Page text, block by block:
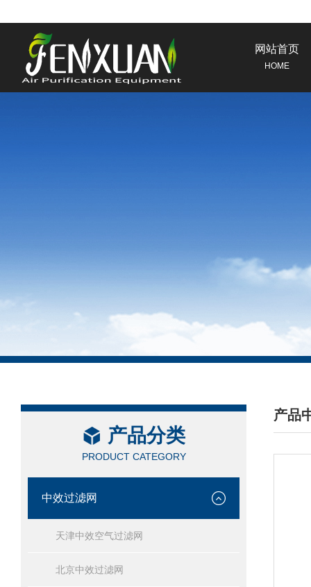
网站首页
HOME
产品分类
PRODUCT CATEGORY
中效过滤网
天津中效空气过滤网
北京中效过滤网
产品
/